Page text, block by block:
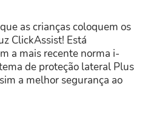
as crianças coloquem os
ClickAssist! Está
a mais recente norma i-
de proteção lateral Plus
a melhor segurança ao